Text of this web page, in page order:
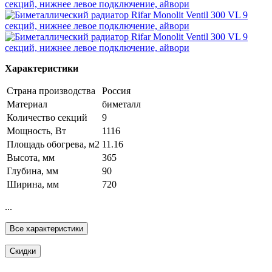
Характеристики
Страна производства
Россия
Материал
биметалл
Количество секций
9
Мощность, Вт
1116
Площадь обогрева, м2 11.16
Высота, мм
365
Глубина, мм
90
Ширина, мм
720
...
Все характеристики
Скидки